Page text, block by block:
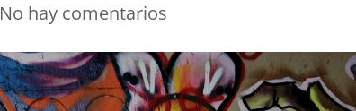
No hay comentarios